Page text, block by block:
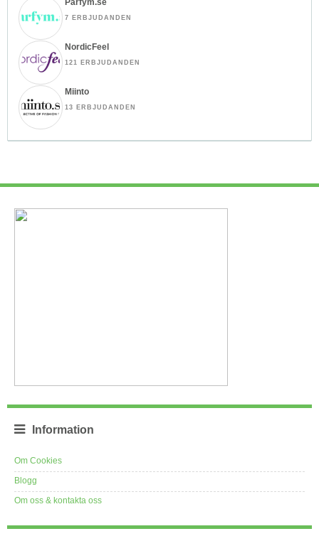
7 ERBJUDANDEN
NordicFeel
121 ERBJUDANDEN
Miinto
13 ERBJUDANDEN
Information
Om Cookies
Blogg
Om oss & kontakta oss